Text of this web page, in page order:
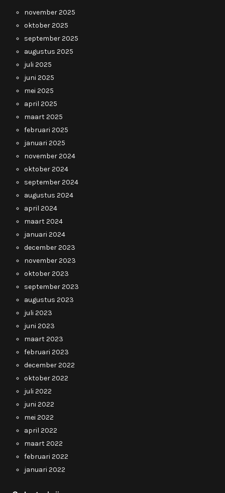
november 2025
oktober 2025
september 2025
augustus 2025
juli 2025
juni 2025
mei 2025
april 2025
maart 2025
februari 2025
januari 2025
november 2024
oktober 2024
september 2024
augustus 2024
april 2024
maart 2024
januari 2024
december 2023
november 2023
oktober 2023
september 2023
augustus 2023
juli 2023
juni 2023
maart 2023
februari 2023
december 2022
oktober 2022
juli 2022
juni 2022
mei 2022
april 2022
maart 2022
februari 2022
januari 2022